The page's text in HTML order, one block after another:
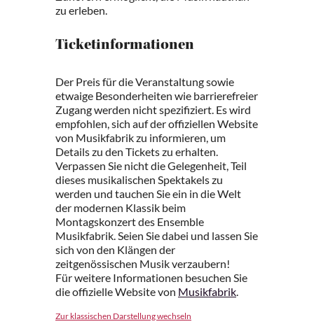
zu erleben.
Ticketinformationen
Der Preis für die Veranstaltung sowie
etwaige Besonderheiten wie barrierefreier
Zugang werden nicht spezifiziert. Es wird
empfohlen, sich auf der offiziellen Website
von Musikfabrik zu informieren, um
Details zu den Tickets zu erhalten.
Verpassen Sie nicht die Gelegenheit, Teil
dieses musikalischen Spektakels zu
werden und tauchen Sie ein in die Welt
der modernen Klassik beim
Montagskonzert des Ensemble
Musikfabrik. Seien Sie dabei und lassen Sie
sich von den Klängen der
zeitgenössischen Musik verzaubern!
Für weitere Informationen besuchen Sie
die offizielle Website von Musikfabrik.
Zur klassischen Darstellung wechseln